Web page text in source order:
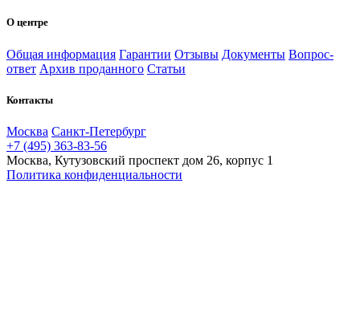
О центре
Общая информация Гарантии Отзывы Документы Вопрос-
ответ Архив проданного Статьи
Контакты
Москва Санкт-Петербург
+7 (495) 363-83-56
Москва, Кутузовский проспект дом 26, корпус 1
Политика конфиденциальности